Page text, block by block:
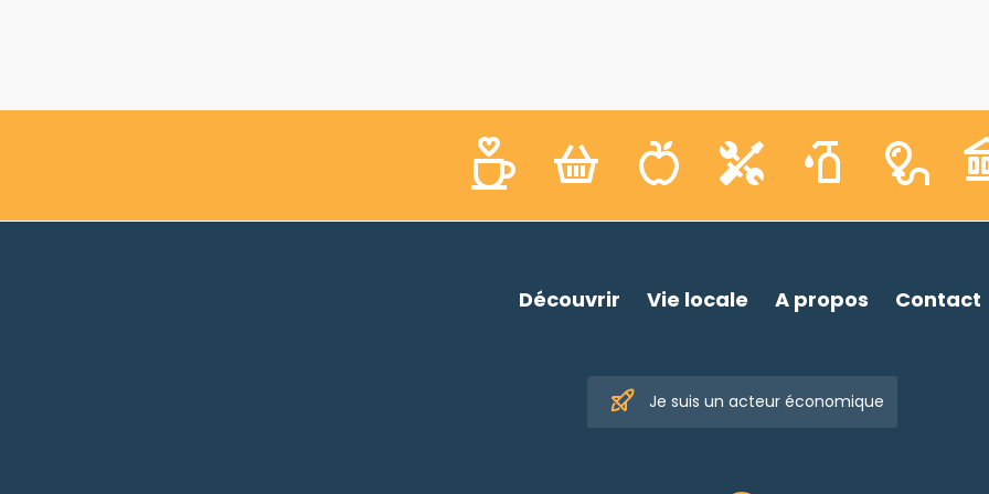
Découvrir Vie locale A propos Contact
Je suis un acteur économique